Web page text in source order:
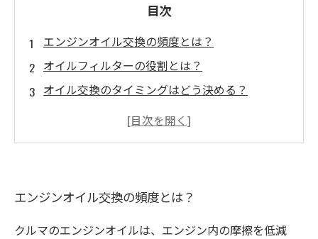
目次
エンジンオイル交換の頻度とは？
オイルフィルターの役割とは？
オイル交換のタイミングはどう決める？
自動車メーカーが推奨するオイルの種類と量と
エンジンオイル交換の頻度とは？
クルマのエンジンオイルは、エンジン内の摩擦を低減